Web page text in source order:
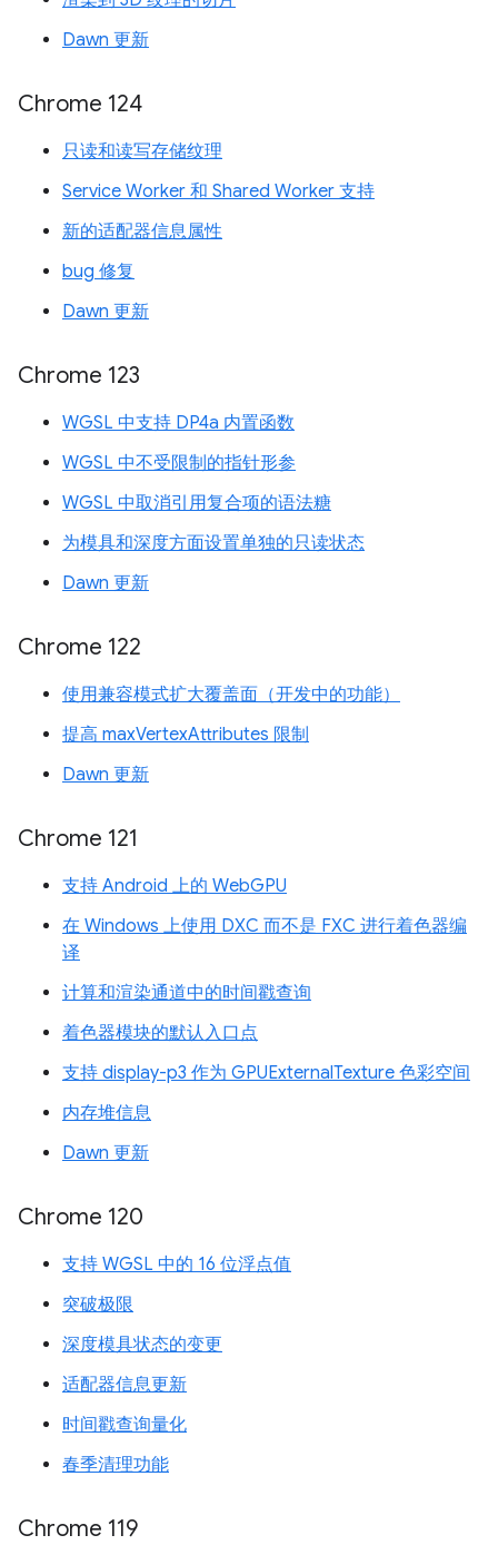
Dawn 更新
Chrome 124
只读和读写存储纹理
Service Worker 和 Shared Worker 支持
新的适配器信息属性
bug 修复
Dawn 更新
Chrome 123
WGSL 中支持 DP4a 内置函数
WGSL 中不受限制的指针形参
WGSL 中取消引用复合项的语法糖
为模具和深度方面设置单独的只读状态
Dawn 更新
Chrome 122
使用兼容模式扩大覆盖面（开发中的功能）
提高 maxVertexAttributes 限制
Dawn 更新
Chrome 121
支持 Android 上的 WebGPU
在 Windows 上使用 DXC 而不是 FXC 进行着色器编
译
计算和渲染通道中的时间戳查询
着色器模块的默认入口点
支持 display-p3 作为 GPUExternalTexture 色彩空间
内存堆信息
Dawn 更新
Chrome 120
支持 WGSL 中的 16 位浮点值
突破极限
深度模具状态的变更
适配器信息更新
时间戳查询量化
春季清理功能
Chrome 119